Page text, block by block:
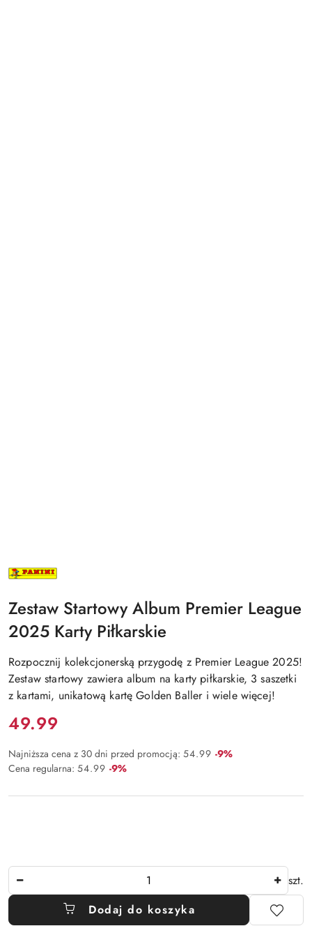
NAZWA
PRODUCENTA:
Zestaw Startowy Album Premier League
2025 Karty Piłkarskie
Rozpocznij kolekcjonerską przygodę z Premier League 2025!
Zestaw startowy zawiera album na karty piłkarskie, 3 saszetki
z kartami, unikatową kartę Golden Baller i wiele więcej!
Cena:
49.99
Najniższa cena z 30 dni przed promocją: 54.99 Rabat:
-9%
Cena regularna: 54.99 Rabat:
-9%
szt.
Dodaj do koszyka